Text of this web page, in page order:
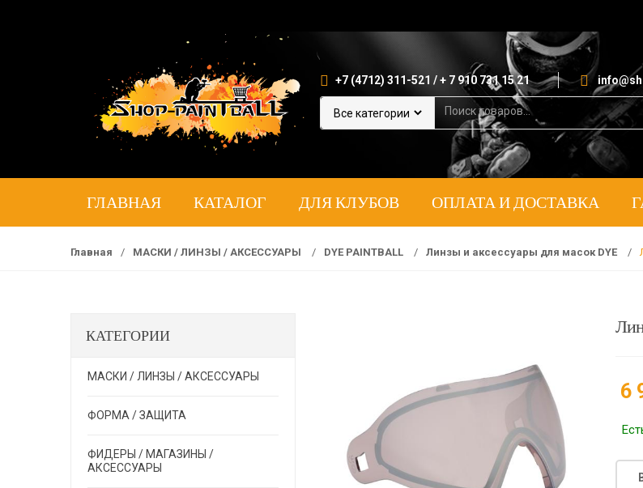
+7 (4712) 311-521 / + 7 910 731 15 21
f
:
ГЛАВНАЯ КАТАЛОГ ДЛЯ КЛУБОВ ОПЛАТА И ДОСТАВКА
Главная / МАСКИ / ЛИНЗЫ / АКСЕССУАРЫ / DYE PAINTBALL / Линзы и аксессуары для масок DYE /
КАТЕГОРИИ
МАСКИ / ЛИНЗЫ / АКСЕССУАРЫ
ФОРМА / ЗАЩИТА
ФИДЕРЫ / МАГАЗИНЫ /
АКСЕССУАРЫ
6